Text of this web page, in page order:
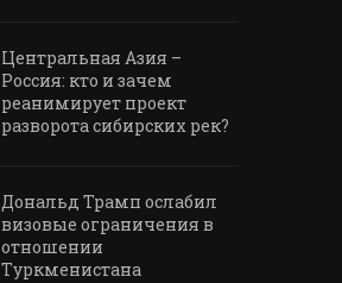
Центральная Азия –
Россия: кто и зачем
реанимирует проект
разворота сибирских рек?
Дональд Трамп ослабил
визовые ограничения в
отношении
Туркменистана